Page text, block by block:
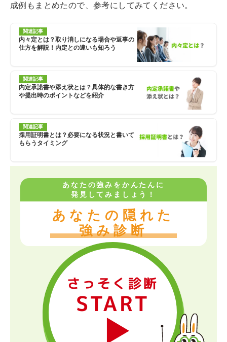
成例もまとめたので、参考にしてみてください。
関連記事
内々定とは？取り消しになる場合や返事の
仕方を解説！内定との違いも知ろう
関連記事
内定承諾書や添え状とは？具体的な書き方
や提出時のポイントなどを紹介
関連記事
採用証明書とは？必要になる状況と書いて
もらうタイミング
あなたの強みをかんたんに
発見してみましょう！
あなたの隠れた
強み診断
さっそく診断
START